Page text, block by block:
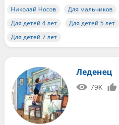
Николай Носов Для мальчиков
Для детей 4 лет
Для детей 5 лет
Для детей 7 лет
Леденец
79K